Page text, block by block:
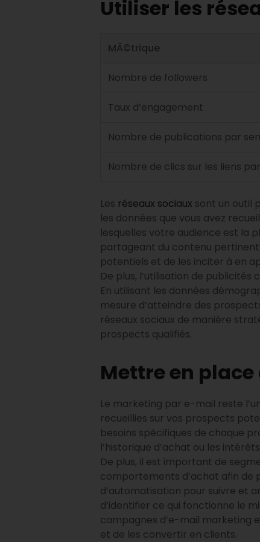
Utiliser les
MÃ©trique
Nombre de followers
Taux d’engagement
Nombre de publications par
Nombre de clics sur les liens
Les réseaux sociaux sont un outil
les données que vous avez
lesquelles votre audience est la
partageant du contenu pertinent
potentiels et de les inciter à en
De plus, l’utilisation de
En utilisant les données
mesure d’atteindre des
réseaux sociaux de manière
prospects qualifiés.
Mettre en
Le marketing par e-mail reste
recueillies sur vos prospects
besoins spécifiques de chaque
l’historique d’achat ou les
De plus, il est important de
comportements d’achat afin de
d’automatisation pour suivre et
d’identifier ce qui fonctionne le
campagnes d’e-mail marketing
et de les convertir en clients.